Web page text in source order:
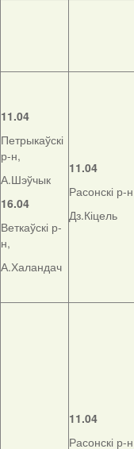
11.04
Петрыкаўскі
р-н,
А.Шэўчык
16.04
Веткаўскі р-
н,
А.Халандач
11.04
Расонскі р-
Дз.Кіцель
11.04
Расонскі р-